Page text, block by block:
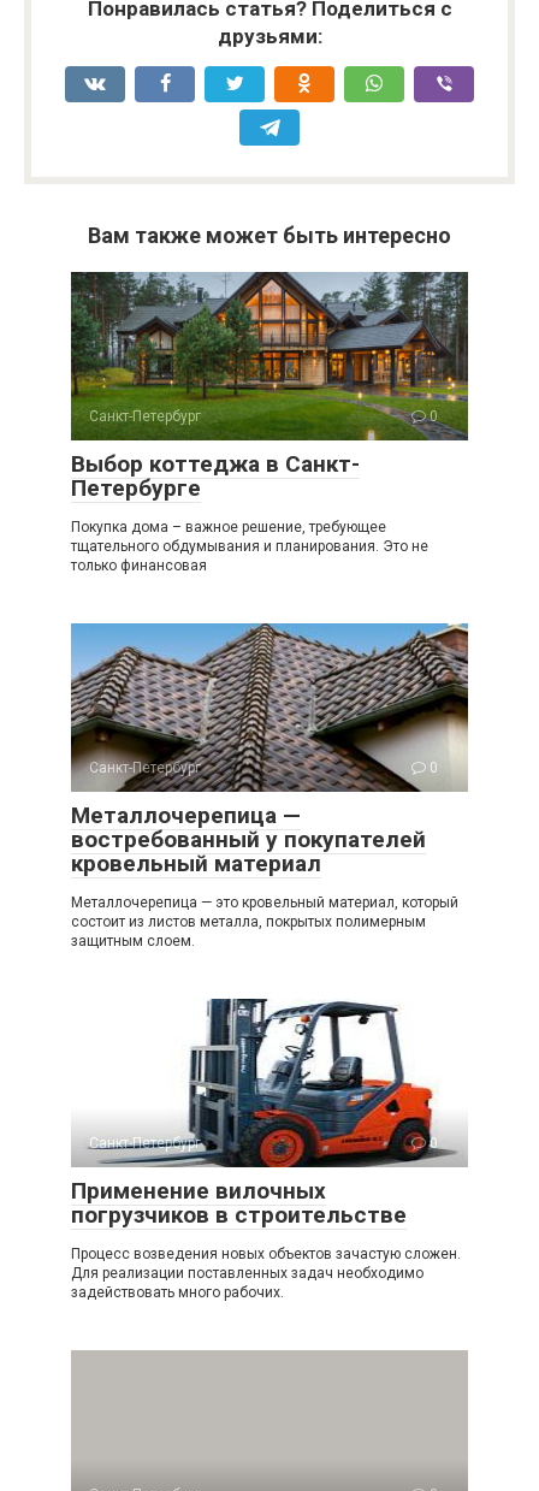
Понравилась статья? Поделиться с
друзьями:
Вам также может быть интересно
Санкт-Петербург 0
Выбор коттеджа в Санкт-
Петербурге
Покупка дома – важное решение, требующее
тщательного обдумывания и планирования. Это не
только финансовая
Санкт-Петербург 0
Металлочерепица —
востребованный у покупателей
кровельный материал
Металлочерепица — это кровельный материал, который
состоит из листов металла, покрытых полимерным
защитным слоем.
Санкт-Петербург 0
Применение вилочных
погрузчиков в строительстве
Процесс возведения новых объектов зачастую сложен.
Для реализации поставленных задач необходимо
задействовать много рабочих.